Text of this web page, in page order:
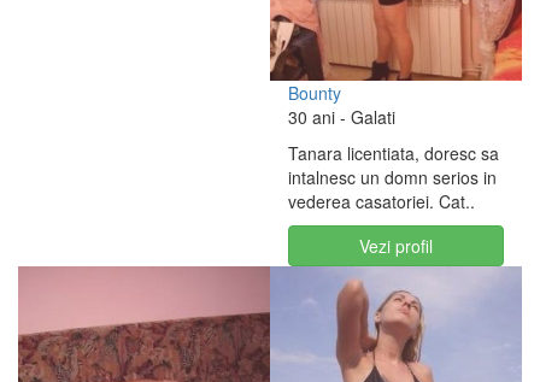
Bounty
30 ani - Galati
Tanara licentiata, doresc sa
intalnesc un domn serios in
vederea casatoriei. Cat..
Vezi profil